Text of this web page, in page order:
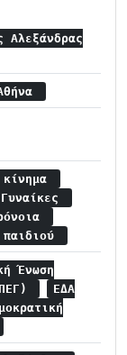
Αλεξάνδρας
κίνημα
Γυναίκες
Ένωση
ΕΔΑ